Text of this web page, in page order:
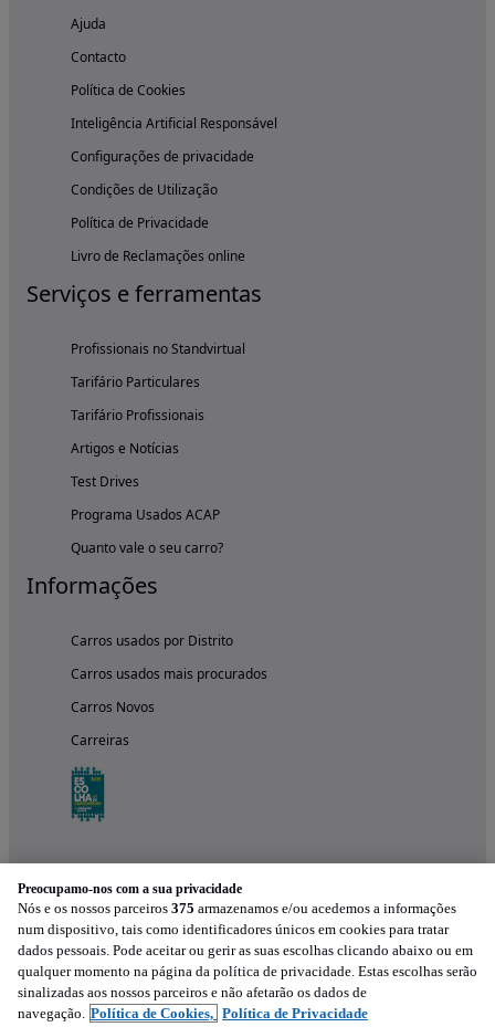
Ajuda
Contacto
Política de Cookies
Inteligência Artificial Responsável
Configurações de privacidade
Condições de Utilização
Política de Privacidade
Livro de Reclamações online
Serviços e ferramentas
Profissionais no Standvirtual
Tarifário Particulares
Tarifário Profissionais
Artigos e Notícias
Test Drives
Programa Usados ACAP
Quanto vale o seu carro?
Informações
Carros usados por Distrito
Carros usados mais procurados
Carros Novos
Carreiras
Experimenta a aplicação
Preocupamo-nos com a sua privacidade
Nós e os nossos parceiros 375 armazenamos e/ou acedemos a informações
num dispositivo, tais como identificadores únicos em cookies para tratar
dados pessoais. Pode aceitar ou gerir as suas escolhas clicando abaixo ou em
qualquer momento na página da política de privacidade. Estas escolhas serão
sinalizadas aos nossos parceiros e não afetarão os dados de
navegação. Política de Cookies, Política de Privacidade